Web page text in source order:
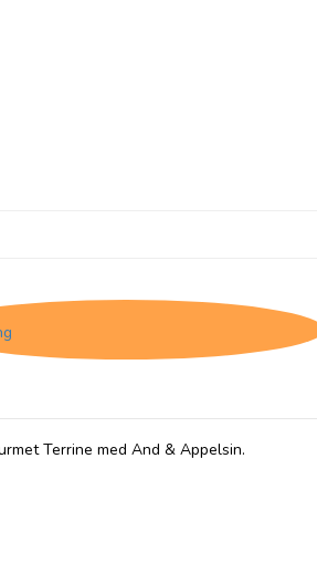
Terrine med And & Appelsin.